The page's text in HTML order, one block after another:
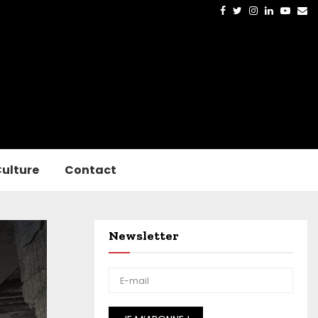
Facebook
Twitter
Instagram
Linkedin
Contact
Newsletter